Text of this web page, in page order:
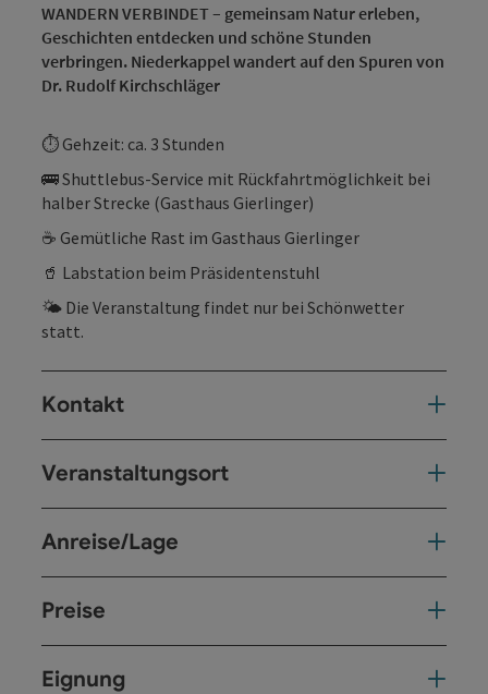
WANDERN VERBINDET – gemeinsam Natur erleben,
Geschichten entdecken und schöne Stunden
verbringen. Niederkappel wandert auf den Spuren von
Dr. Rudolf Kirchschläger
⏱ Gehzeit: ca. 3 Stunden
🚌 Shuttlebus-Service mit Rückfahrtmöglichkeit bei
halber Strecke (Gasthaus Gierlinger)
☕ Gemütliche Rast im Gasthaus Gierlinger
🥤 Labstation beim Präsidentenstuhl
🌤 Die Veranstaltung findet nur bei Schönwetter
statt.
Kontakt
Veranstaltungsort
Anreise/Lage
Preise
Eignung